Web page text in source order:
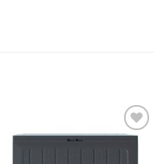
Dodaj
na